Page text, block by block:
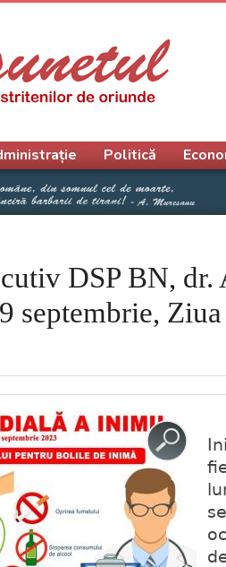
DSP BN, dr.
septembrie,
Politică